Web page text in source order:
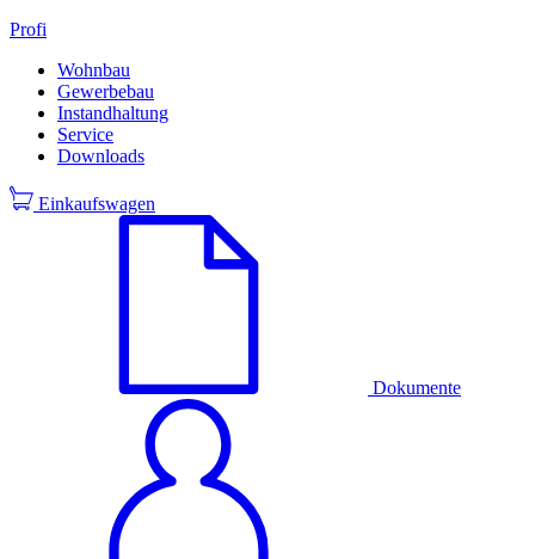
Profi
Wohnbau
Gewerbebau
Instandhaltung
Service
Downloads
Einkaufswagen
Dokumente